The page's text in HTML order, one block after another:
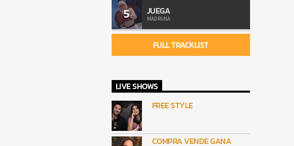
5 JUEGA
MADRiiNA
FULL TRACKLIST
LIVE SHOWS
FREE STYLE
COMPRA VENDE GANA